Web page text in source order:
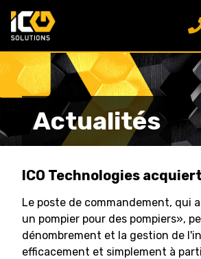
Actualités
ICO Technologies
Le poste de commandement, qui
un pompier pour des pompiers»,
dénombrement et la gestion de
efficacement et simplement à